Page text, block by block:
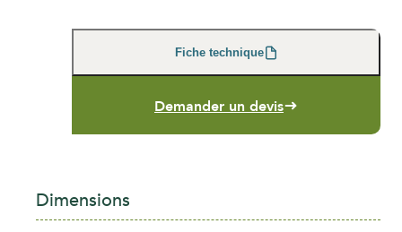
Fiche technique
Demander un devis
Dimensions
ORGANISME / ENTREPRISE *